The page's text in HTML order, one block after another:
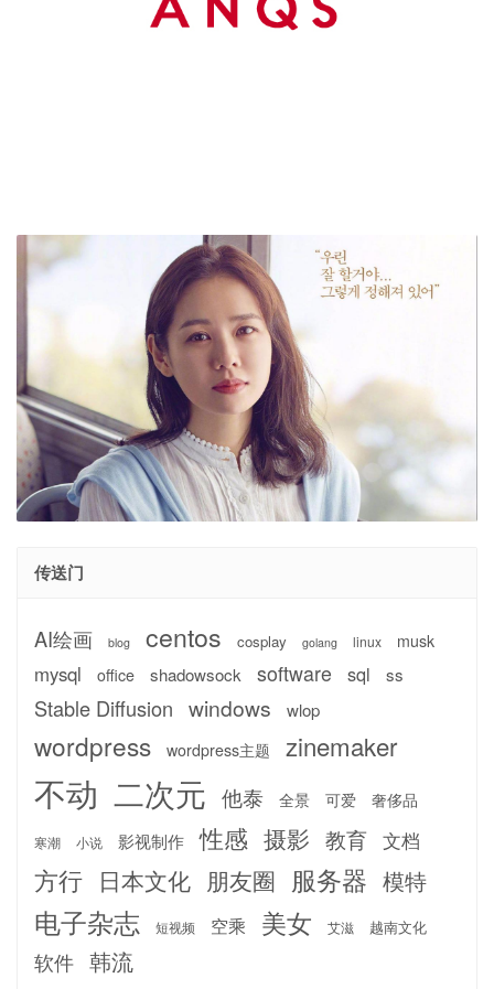
传送门
AI绘画 blog centos cosplay golang linux musk
mysql office shadowsock software sql ss
Stable Diffusion windows wlop
wordpress wordpress主题 zinemaker
不动 二次元 他泰 全景 可爱 奢侈品
寒潮 小说 影视制作 性感 摄影 教育 文档
方行 日本文化 朋友圈 服务器 模特
电子杂志 短视频 空乘 美女 艾滋 越南文化
软件 韩流